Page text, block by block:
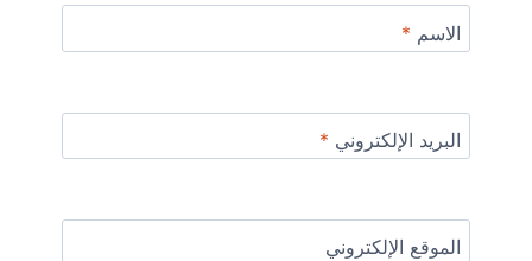
الاسم *
البريد الإلكتروني *
الموقع الإلكتروني